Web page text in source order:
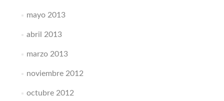
mayo 2013
abril 2013
marzo 2013
noviembre 2012
octubre 2012